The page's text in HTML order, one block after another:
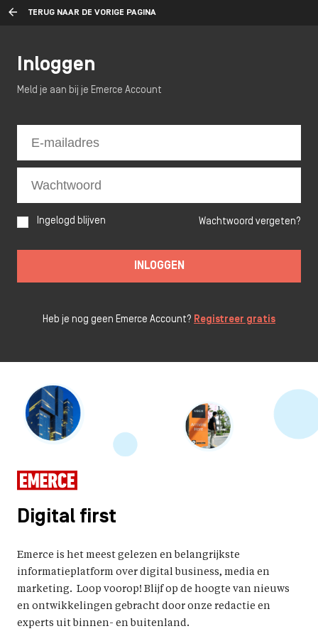
TERUG NAAR DE VORIGE PAGINA
Digital first
Emerce is het meest gelezen en belangrijkste
informatieplatform over digital business, media en
marketing. Loop voorop! Blijf op de hoogte van nieuws
en ontwikkelingen gebracht door onze redactie en
experts uit binnen- en buitenland.
Inloggen
Meld je aan bij je Emerce Account
Ingelogd blijven Wachtwoord vergeten?
INLOGGEN
Heb je nog geen Emerce Account? Registreer gratis